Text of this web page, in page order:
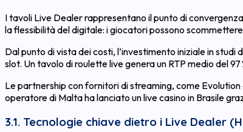
I tavoli Live Dealer rappresentano il punto di
la flessibilità del digitale: i giocatori possono
Dal punto di vista dei costi, l’investimento iniziale in
slot. Un tavolo di roulette live genera un RTP medio del 97
Le partnership con fornitori di streaming, come
operatore di Malta ha lanciato un live casino in Brasile
3.1. Tecnologie chiave dietro i Live Dealer